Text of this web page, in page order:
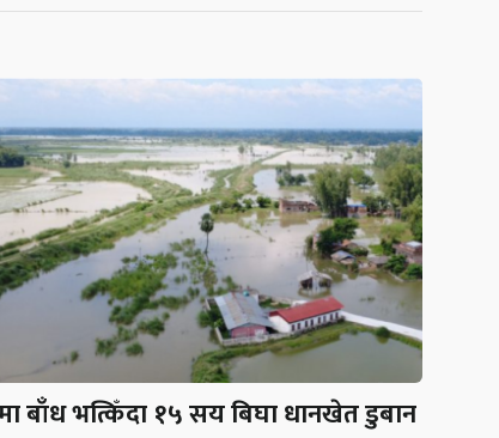
बाँध भत्किँदा १५ सय बिघा धानखेत डुबान